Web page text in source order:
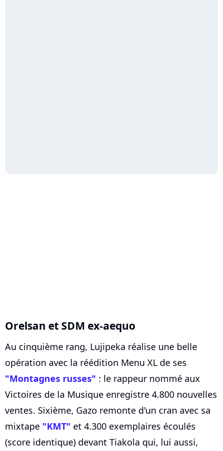
Orelsan et SDM ex-aequo
Au cinquième rang, Lujipeka réalise une belle
opération avec la réédition Menu XL de ses
"Montagnes russes" : le rappeur nommé aux
Victoires de la Musique enregistre 4.800 nouvelles
ventes. Sixième, Gazo remonte d'un cran avec sa
mixtape "KMT" et 4.300 exemplaires écoulés
(score identique) devant Tiakola qui, lui aussi,